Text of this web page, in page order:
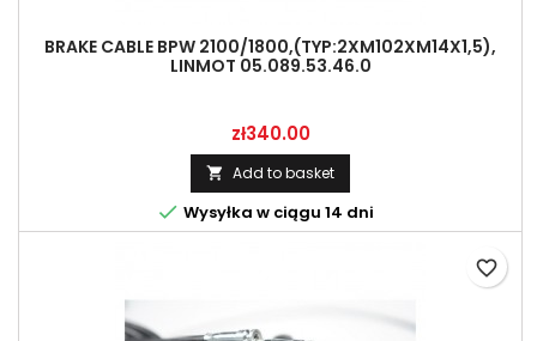
BRAKE CABLE BPW 2100/1800,(TYP:2XM102XM14X1,5),
LINMOT 05.089.53.46.0
Price
zł340.00
 Add to basket
 Wysyłka w ciągu 14 dni
favorite_border